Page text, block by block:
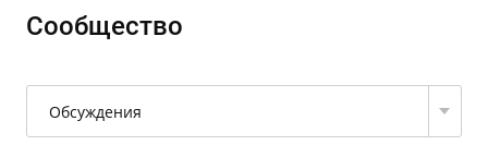
Сообщество
Обсуждения